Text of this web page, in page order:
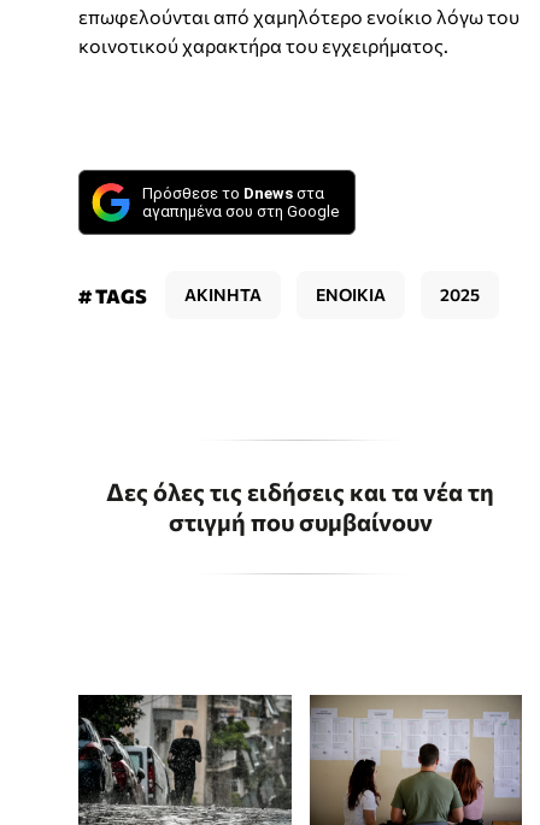
επωφελούνται από χαμηλότερο ενοίκιο λόγω του
κοινοτικού χαρακτήρα του εγχειρήματος.
Πρόσθεσε το Dnews στα
αγαπημένα σου στη Google
# TAGS ΑΚΙΝΗΤΑ ΕΝΟΙΚΙΑ 2025
Δες όλες τις ειδήσεις και τα νέα τη
στιγμή που συμβαίνουν